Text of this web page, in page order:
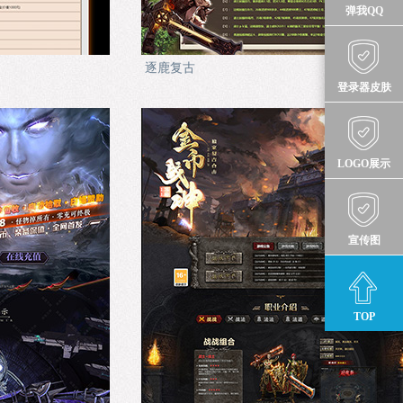
逐鹿复古
弹我QQ
登录器皮肤
LOGO展示
宣传图
TOP